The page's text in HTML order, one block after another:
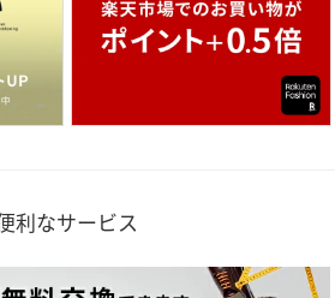
利なサービス